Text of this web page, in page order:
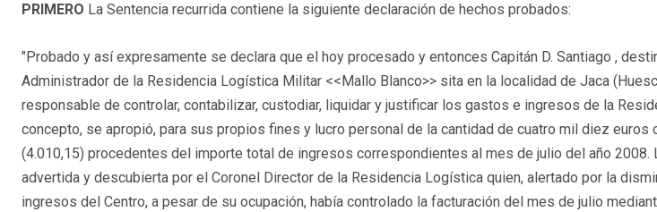
PRIMERO La Sentencia recurrida contiene la siguiente declaración de hechos probados:
"Probado y así expresamente se declara que el hoy procesado y entonces Capitán D. Santiago ,
Administrador de la Residencia Logística Militar <<Mallo Blanco>> sita en la localidad de Jaca
responsable de controlar, contabilizar, custodiar, liquidar y justificar los gastos e ingresos de la
concepto, se apropió, para sus propios fines y lucro personal de la cantidad de cuatro mil diez euros
(4.010,15) procedentes del importe total de ingresos correspondientes al mes de julio del año 2008.
advertida y descubierta por el Coronel Director de la Residencia Logística quien, alertado por la
ingresos del Centro, a pesar de su ocupación, había controlado la facturación del mes de julio